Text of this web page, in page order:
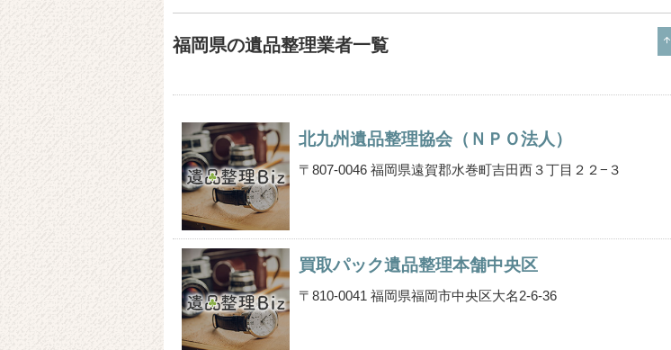
福岡県の遺品整理業者一覧 arrow_upward
北九州遺品整理協会（ＮＰＯ法人）
〒807-0046 福岡県遠賀郡水巻町吉田西３丁目２２−３
買取パック遺品整理本舗中央区
〒810-0041 福岡県福岡市中央区大名2-6-36